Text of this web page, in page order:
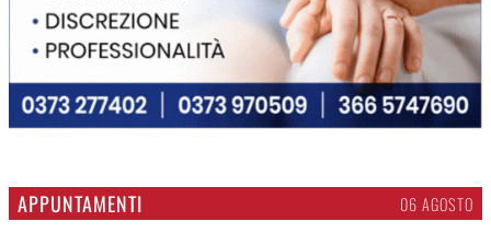
APPUNTAMENTI 06 AGOSTO